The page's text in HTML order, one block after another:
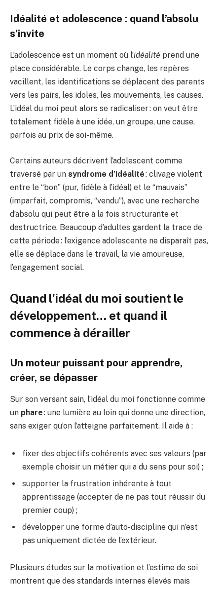
Idéalité et adolescence : quand l’absolu
s’invite
L’adolescence est un moment où l’idéalité prend une
place considérable. Le corps change, les repères
vacillent, les identifications se déplacent des parents
vers les pairs, les idoles, les mouvements, les causes.
L’idéal du moi peut alors se radicaliser : on veut être
totalement fidèle à une idée, un groupe, une cause,
parfois au prix de soi-même.
Certains auteurs décrivent l’adolescent comme
traversé par un syndrome d’idéalité: clivage violent
entre le “bon” (pur, fidèle à l’idéal) et le “mauvais”
(imparfait, compromis, “vendu”), avec une recherche
d’absolu qui peut être à la fois structurante et
destructrice. Beaucoup d’adultes gardent la trace de
cette période : l’exigence adolescente ne disparaît pas,
elle se déplace dans le travail, la vie amoureuse,
l’engagement social.
Quand l’idéal du moi soutient le
développement… et quand il
commence à dérailler
Un moteur puissant pour apprendre,
créer, se dépasser
Sur son versant sain, l’idéal du moi fonctionne comme
un phare: une lumière au loin qui donne une direction,
sans exiger qu’on l’atteigne parfaitement. Il aide à :
fixer des objectifs cohérents avec ses valeurs (par
exemple choisir un métier qui a du sens pour soi) ;
supporter la frustration inhérente à tout
apprentissage (accepter de ne pas tout réussir du
premier coup) ;
développer une forme d’auto-discipline qui n’est
pas uniquement dictée de l’extérieur.
Plusieurs études sur la motivation et l’estime de soi
montrent que des standards internes élevés mais